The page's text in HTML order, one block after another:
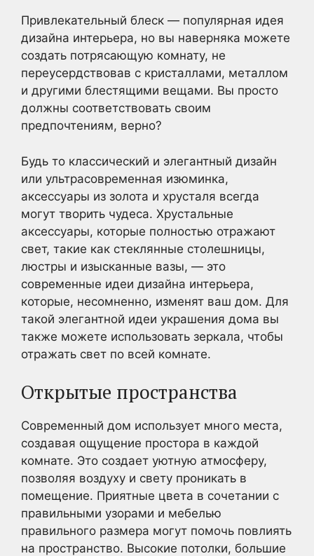
Привлекательный блеск — популярная идея
дизайна интерьера, но вы наверняка можете
создать потрясающую комнату, не
переусердствовав с кристаллами, металлом
и другими блестящими вещами. Вы просто
должны соответствовать своим
предпочтениям, верно?
Будь то классический и элегантный дизайн
или ультрасовременная изюминка,
аксессуары из золота и хрусталя всегда
могут творить чудеса. Хрустальные
аксессуары, которые полностью отражают
свет, такие как стеклянные столешницы,
люстры и изысканные вазы, — это
современные идеи дизайна интерьера,
которые, несомненно, изменят ваш дом. Для
такой элегантной идеи украшения дома вы
также можете использовать зеркала, чтобы
отражать свет по всей комнате.
Открытые пространства
Современный дом использует много места,
создавая ощущение простора в каждой
комнате. Это создает уютную атмосферу,
позволяя воздуху и свету проникать в
помещение. Приятные цвета в сочетании с
правильными узорами и мебелью
правильного размера могут помочь повлиять
на пространство. Высокие потолки, большие